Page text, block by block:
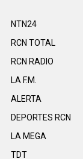
NTN24
RCN TOTAL
RCN RADIO
LA F.M.
ALERTA
DEPORTES RCN
LA MEGA
TDT